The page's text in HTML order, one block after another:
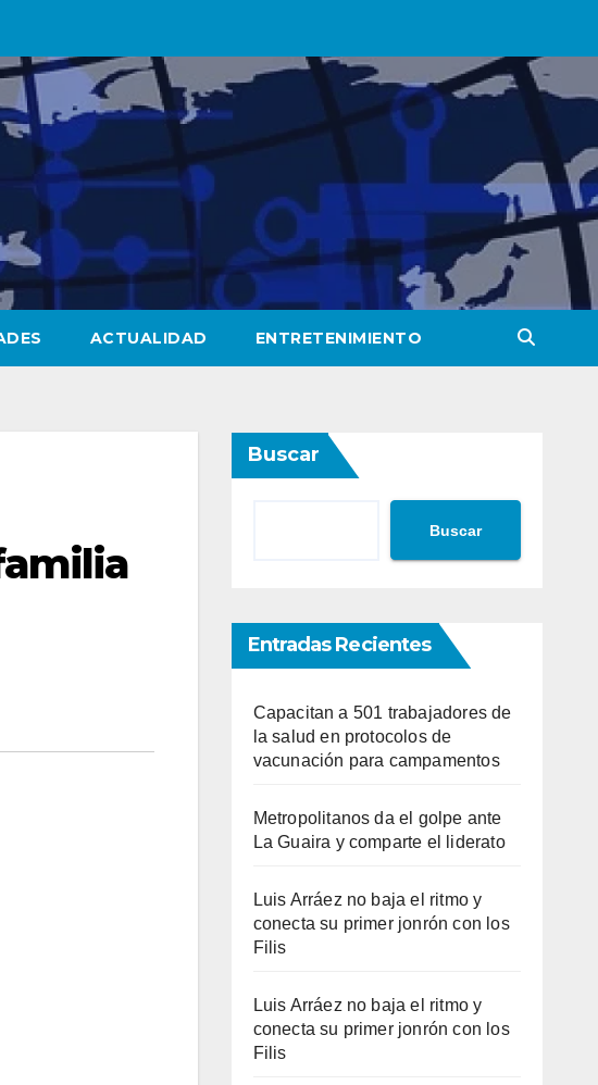
ACTUALIDAD ENTRETENIMIENTO
Buscar
Buscar
Entradas Recientes
Capacitan a 501 trabajadores de
la salud en protocolos de
vacunación para campamentos
Metropolitanos da el golpe ante
La Guaira y comparte el liderato
Luis Arráez no baja el ritmo y
conecta su primer jonrón con los
Filis
Luis Arráez no baja el ritmo y
conecta su primer jonrón con los
Filis